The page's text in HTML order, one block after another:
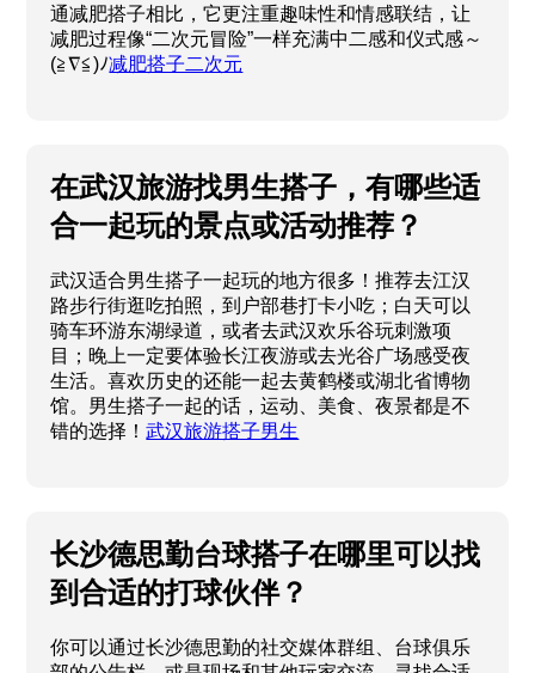
通减肥搭子相比，它更注重趣味性和情感联结，让
减肥过程像“二次元冒险”一样充满中二感和仪式感～
(≧∇≦)ﾉ减肥搭子二次元
在武汉旅游找男生搭子，有哪些适
合一起玩的景点或活动推荐？
武汉适合男生搭子一起玩的地方很多！推荐去江汉
路步行街逛吃拍照，到户部巷打卡小吃；白天可以
骑车环游东湖绿道，或者去武汉欢乐谷玩刺激项
目；晚上一定要体验长江夜游或去光谷广场感受夜
生活。喜欢历史的还能一起去黄鹤楼或湖北省博物
馆。男生搭子一起的话，运动、美食、夜景都是不
错的选择！武汉旅游搭子男生
长沙德思勤台球搭子在哪里可以找
到合适的打球伙伴？
你可以通过长沙德思勤的社交媒体群组、台球俱乐